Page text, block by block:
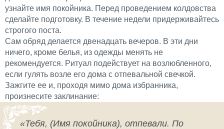
узнайте имя покойника. Перед проведением колдовства
сделайте подготовку. В течение недели придерживайтесь
строгого поста.
Сам обряд делается двенадцать вечеров. В эти дни
ничего, кроме белья, из одежды менять не
рекомендуется. Ритуал подействует на возлюбленного,
если гулять возле его дома с отпевальной свечкой.
Зажгите ее и, проходя мимо дома избранника,
произнесите заклинание:
«Тебя, (Имя покойника), отпевали. По